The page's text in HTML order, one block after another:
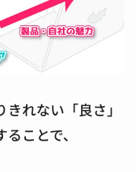
れない「良さ」
ことで、